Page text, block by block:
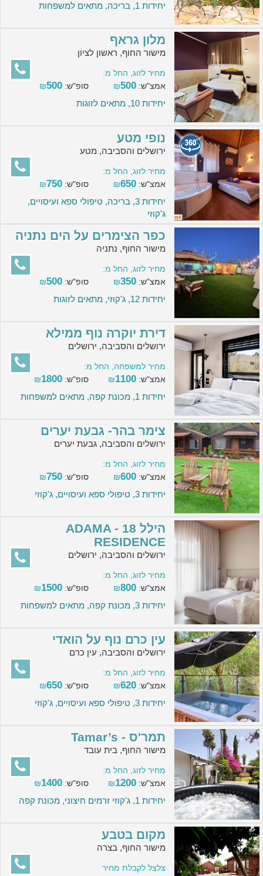
יחידות 1, בריכה, מתאים למשפחות
מלון גראף
מישור החוף, ראשון לציון
מחיר לזוג, החל מ:
אמצ"ש:
₪500 סופ"ש: ₪500
יחידות 10, מתאים לזוגות
נופי מטע
ירושלים והסביבה, מטע
מחיר לזוג, החל מ:
אמצ"ש:
₪650 סופ"ש: ₪750
יחידות 3, בריכה, טיפולי ספא ועיסויים,
ג'קוזי
כפר הצימרים על הים נתניה
מישור החוף, נתניה
מחיר לזוג, החל מ:
אמצ"ש:
₪350 סופ"ש: ₪500
יחידות 12, ג'קוזי, מתאים לזוגות
דירת יוקרה נוף ממילא
ירושלים והסביבה, ירושלים
מחיר למשפחה, החל מ:
אמצ"ש:
₪1100 סופ"ש: ₪1800
יחידות 1, מכונת קפה, מתאים למשפחות
צימר בהר- גבעת יערים
ירושלים והסביבה, גבעת יערים
מחיר לזוג, החל מ:
אמצ"ש:
₪600 סופ"ש: ₪750
יחידות 3, טיפולי ספא ועיסויים, ג'קוזי
הילל 18 - ADAMA
RESIDENCE
ירושלים והסביבה, ירושלים
מחיר לזוג, החל מ:
אמצ"ש:
₪800 סופ"ש: ₪1500
יחידות 3, מכונת קפה, מתאים למשפחות
עין כרם נוף על הואדי
ירושלים והסביבה, עין כרם
מחיר לזוג, החל מ:
אמצ"ש:
₪620 סופ"ש: ₪650
יחידות 3, טיפולי ספא ועיסויים, ג'קוזי
תמר'ס - Tamar’s
מישור החוף, בית עובד
מחיר לזוג, החל מ:
אמצ"ש:
₪1200 סופ"ש: ₪1400
יחידות 1, ג'קוזי זרמים חיצוני, מכונת קפה
מקום בטבע
מישור החוף, בצרה
צלצל לקבלת מחיר